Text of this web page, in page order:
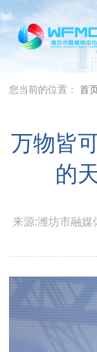
您当前的位置：首
万物皆
的
来源:潍坊市融媒